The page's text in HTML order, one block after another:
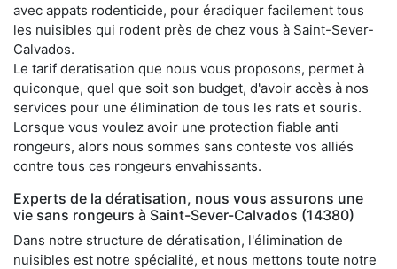
avec appats rodenticide, pour éradiquer facilement tous
les nuisibles qui rodent près de chez vous à Saint-Sever-
Calvados.
Le tarif deratisation que nous vous proposons, permet à
quiconque, quel que soit son budget, d'avoir accès à nos
services pour une élimination de tous les rats et souris.
Lorsque vous voulez avoir une protection fiable anti
rongeurs, alors nous sommes sans conteste vos alliés
contre tous ces rongeurs envahissants.
Experts de la dératisation, nous vous assurons une
vie sans rongeurs à Saint-Sever-Calvados (14380)
Dans notre structure de dératisation, l'élimination de
nuisibles est notre spécialité, et nous mettons toute notre